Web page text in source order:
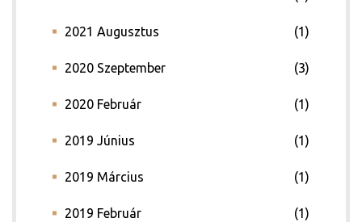
2021 Augusztus (1)
2020 Szeptember (3)
2020 Február (1)
2019 Június (1)
2019 Március (1)
2019 Február (1)